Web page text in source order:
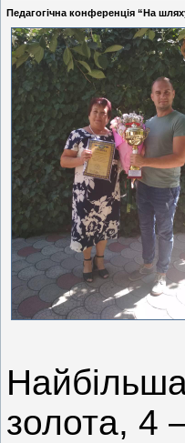
Педагогічна конференція “На
золота, 4